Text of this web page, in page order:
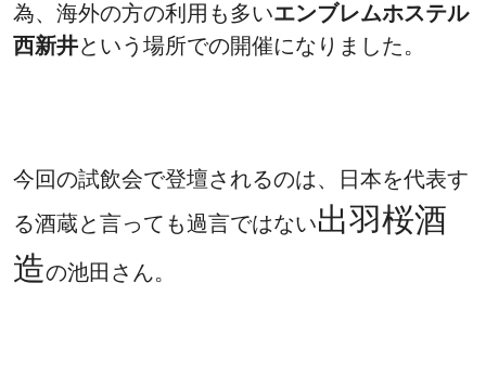
為、海外の方の利用も多いエンブレムホステル
西新井という場所での開催になりました。
今回の試飲会で登壇されるのは、日本を代表す
る酒蔵と言っても過言ではない出羽桜酒
造の池田さん。